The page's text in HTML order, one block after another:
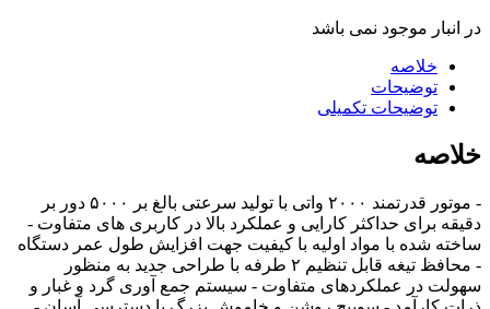
در انبار موجود نمی باشد
خلاصه
توضیحات
توضیحات تکمیلی
خلاصه
- موتور قدرتمند ۲۰۰۰ واتی با تولید سرعتی بالغ بر ۵۰۰۰ دور بر
دقیقه برای حداکثر کارایی و عملکرد بالا در کاربری های متفاوت -
ساخته شده با مواد اولیه با کیفیت جهت افزایش طول عمر دستگاه
- محافظ تیغه قابل تنظیم ۲ طرفه با طراحی جدید به منظور
سهولت در عملکردهای متفاوت - سیستم جمع آوری گرد و غبار و